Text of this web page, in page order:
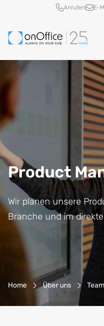
Schnellzugriff
Anrufen E-
Product
Wir planen unsere
Branche und im
Breadcrumb-Navigation
Home Über uns